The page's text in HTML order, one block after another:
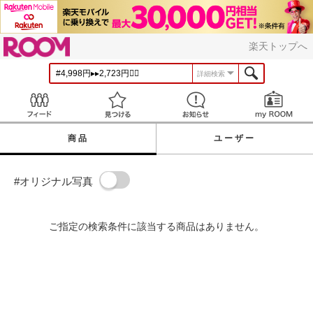
楽天トップへ
詳細検索
見つける お知らせ
商品 ユーザー
#オリジナル写真
ご指定の検索条件に該当する商品はありません。